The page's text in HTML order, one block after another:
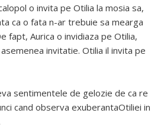
o invita pe Otilia la mosia sa,
ca o fata n-ar trebuie sa mearga
fapt, Aurica o invidiaza pe Otilia,
invitatie. Otilia il invita pe
sentimentele de gelozie de ca re
cand observa exuberantaOtiliei in